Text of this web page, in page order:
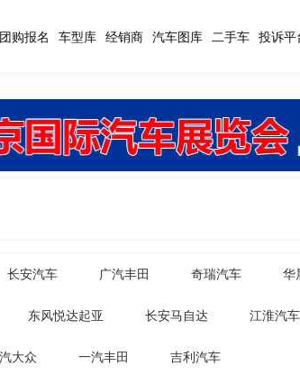
团购报名 车型库 经销商 汽车图库 二手车 投诉平
长安汽车 广汽丰田 奇瑞汽车 华
东风悦达起亚 长安马自达 江淮汽车
汽大众 一汽丰田 吉利汽车